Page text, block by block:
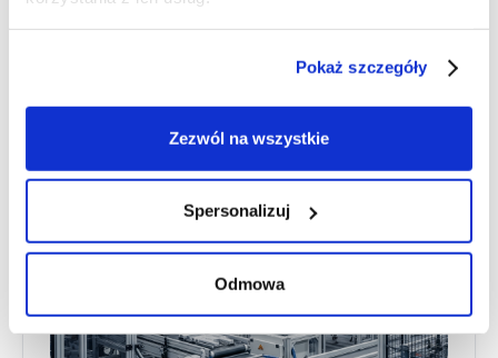
Pokaż szczegóły
Zezwól na wszystkie
Spersonalizuj
Odmowa
produkcyjne, usługowe i handlowe - od młodych
spółek po doświadczone biznesy rodzinne.